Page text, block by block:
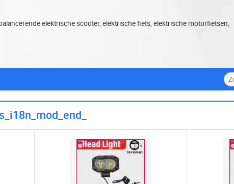
elektrische scooter, elektrische fiets, elektrische motorfietsen,